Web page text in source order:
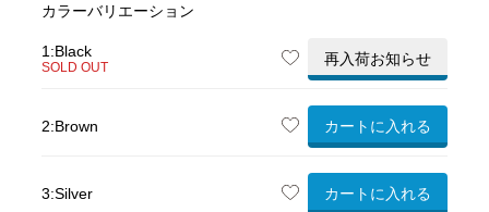
カラーバリエーション
1:Black
SOLD OUT
再入荷お知らせ
2:Brown カートに入れる
3:Silver カートに入れる